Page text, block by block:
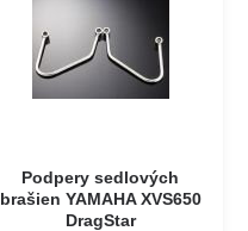
Podpery sedlových
brašien YAMAHA XVS650
DragStar